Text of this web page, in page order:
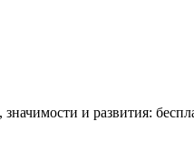
и развития: